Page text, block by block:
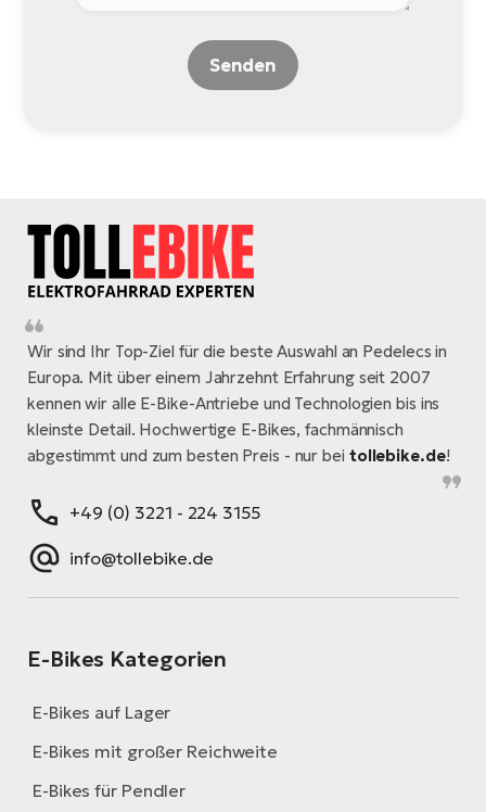
Senden
Wir sind Ihr Top-Ziel für die beste Auswahl an Pedelecs in
Europa. Mit über einem Jahrzehnt Erfahrung seit 2007
kennen wir alle E-Bike-Antriebe und Technologien bis ins
kleinste Detail. Hochwertige E-Bikes, fachmännisch
abgestimmt und zum besten Preis - nur bei tollebike.de!
+49 (0) 3221 - 224 3155
info@tollebike.de
E-Bikes Kategorien
E-Bikes auf Lager
E-Bikes mit großer Reichweite
E-Bikes für Pendler